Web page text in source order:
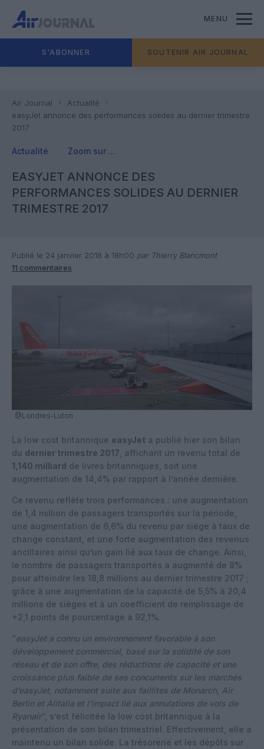
MENU
S'ABONNER SOUTENIR AIR JOURNAL
Air Journal
Actualité
easyJet annonce des performances solides au dernier trimestre
2017
Actualité Zoom sur ...
EASYJET ANNONCE DES
PERFORMANCES SOLIDES AU DERNIER
TRIMESTRE 2017
Publié le 24 janvier 2018 à 18h00 par Thierry Blancmont
11 commentaires
@Londres-Luton
La low cost britannique easyJet a publié hier son bilan
du dernier trimestre 2017 , affichant un revenu total de
1,140 milliard de livres britanniques, soit une
augmentation de 14,4% par rapport à l’année dernière.
Ce revenu reflète trois performances : une augmentation
de 1,4 million de passagers transportés sur la période,
une augmentation de 6,6% du revenu par siège à taux de
change constant, et une forte augmentation des revenus
ancillaires ainsi qu’un gain lié aux taux de change. Ainsi,
le nombre de passagers transportés a augmenté de 8%
pour atteindre les 18,8 millions au dernier trimestre 2017 ;
grâce à une augmentation de la capacité de 5,5% à 20,4
millions de sièges et à un coefficient de remplissage de
+2,1 points de pourcentage à 92,1%.
“easyJet a connu un environnement favorable à son
développement commercial, basé sur la solidité de son
réseau et de son offre, des réductions de capacité et une
croissance plus faible de ses concurrents sur les marchés
d’easyJet, notamment suite aux faillites de Monarch, Air
Berlin et Alitalia et l’impact lié aux annulations de vols de
Ryanair“, s’est félicitée la low cost britannique à la
présentation de son bilan trimestriel. Effectivement, elle a
maintenu un bilan solide. La trésorerie et les dépôts sur